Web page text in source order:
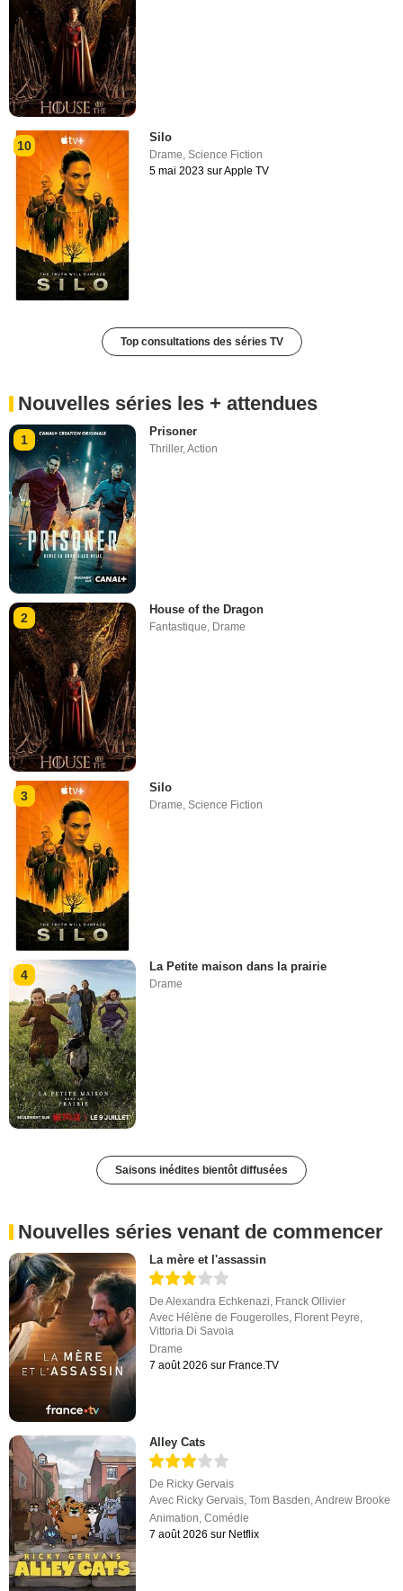
10
Silo
Drame,Science Fiction
5 mai 2023 sur Apple TV
Top consultations des séries TV
Nouvelles séries les + attendues
1
Prisoner
Thriller,Action
2
House of the Dragon
Fantastique, Drame
3
Silo
Drame,Science Fiction
4
La Petite maison dans la prairie
Drame
Saisons inédites bientôt diffusées
Nouvelles séries venant de commencer
La mère et l'assassin
DeAlexandra Echkenazi, Franck Ollivier
Avec Hélène de Fougerolles, Florent Peyre,
Vittoria Di Savoia
Drame
7 août 2026 sur France.TV
Alley Cats
De Ricky Gervais
Avec Ricky Gervais,Tom Basden,Andrew Brooke
Animation,Comédie
7 août 2026 sur Netflix